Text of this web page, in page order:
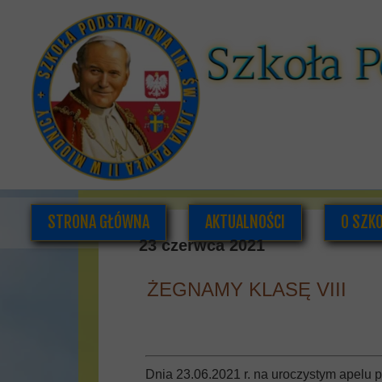
23 czerwca 2021
Dnia 23.06.2021 r. na uroczystym apelu
ŻEGNAMY KLASĘ VIII
STRONA GŁÓWNA AKTUALNOŚCI O